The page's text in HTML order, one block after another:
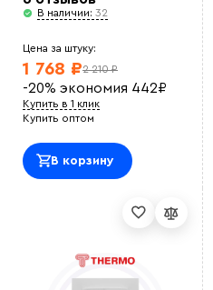
В наличии: 32
Цена за штуку:
2 210 ₽
1 768 ₽
-20% экономия 442₽
Купить в 1 клик
Купить оптом
В корзину